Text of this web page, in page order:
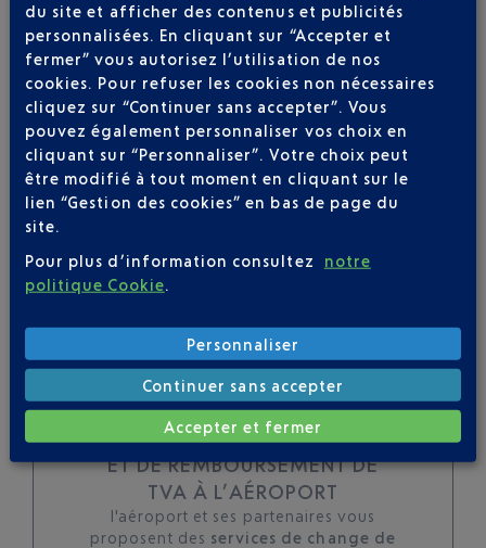
Soyez notifié(e) de
toutes les évolutions
pour ce vol
TOUS LES SERVICES DE CHANGE
ET DE REMBOURSEMENT DE
TVA À L’AÉROPORT
l'aéroport et ses partenaires vous
proposent des services de change de
du site et afficher des contenus et publicités
personnalisées. En cliquant sur “Accepter et
fermer” vous autorisez l’utilisation de nos
cookies. Pour refuser les cookies non nécessaires
cliquez sur “Continuer sans accepter”. Vous
pouvez également personnaliser vos choix en
cliquant sur “Personnaliser”. Votre choix peut
être modifié à tout moment en cliquant sur le
lien “Gestion des cookies” en bas de page du
site.
Pour plus d’information consultez
notre
politique Cookie.
Personnaliser
Continuer sans accepter
Accepter et fermer